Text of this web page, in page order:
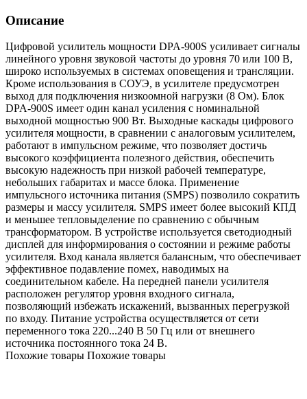
Описание
Цифровой усилитель мощности DPA-900S усиливает сигналы
линейного уровня звуковой частоты до уровня 70 или 100 В,
широко используемых в системах оповещения и трансляции.
Кроме использования в СОУЭ, в усилителе предусмотрен
выход для подключения низкоомной нагрузки (8 Ом). Блок
DPA-900S имеет один канал усиления с номинальной
выходной мощностью 900 Вт. Выходные каскады цифрового
усилителя мощности, в сравнении с аналоговым усилителем,
работают в импульсном режиме, что позволяет достичь
высокого коэффициента полезного действия, обеспечить
высокую надежность при низкой рабочей температуре,
небольших габаритах и массе блока. Применение
импульсного источника питания (SMPS) позволило сократить
размеры и массу усилителя. SMPS имеет более высокий КПД
и меньшее тепловыделение по сравнению с обычным
трансформатором. В устройстве используется светодиодный
дисплей для информирования о состоянии и режиме работы
усилителя. Вход канала является балансным, что обеспечивает
эффективное подавление помех, наводимых на
соединительном кабеле. На передней панели усилителя
расположен регулятор уровня входного сигнала,
позволяющий избежать искажений, вызванных перегрузкой
по входу. Питание устройства осуществляется от сети
переменного тока 220...240 В 50 Гц или от внешнего
источника постоянного тока 24 В.
Похожие товары Похожие товары